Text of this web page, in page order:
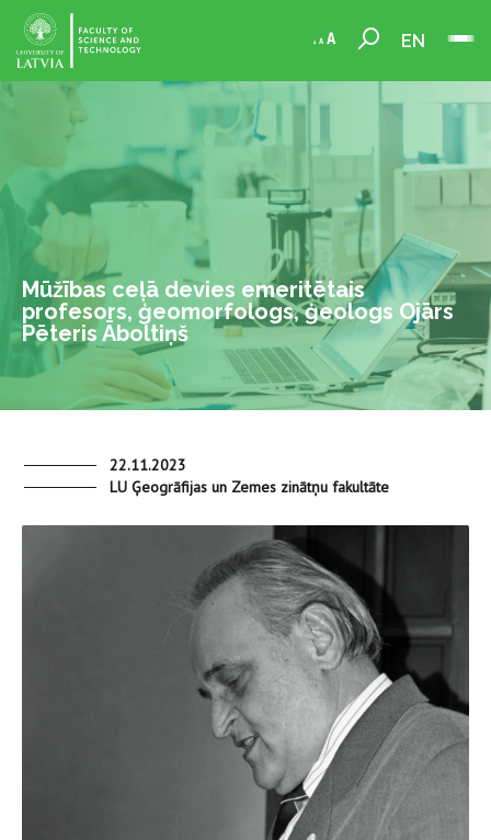
EN
Mūžības ceļā devies emeritētais
profesors, ģeomorfologs, ģeologs Ojārs
Pēteris Āboltiņš
22.11.2023
LU Ģeogrāfijas un Zemes zinātņu fakultāte